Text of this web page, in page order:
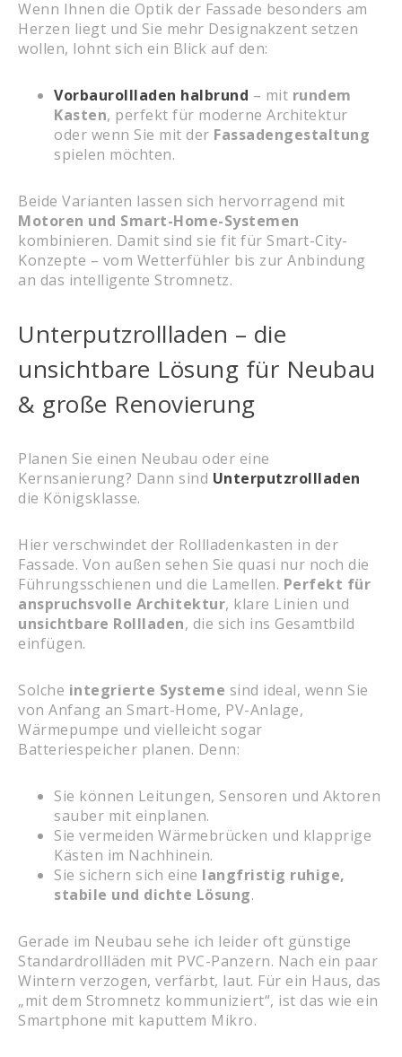
Wenn Ihnen die Optik der Fassade besonders am
Herzen liegt und Sie mehr Designakzent setzen
wollen, lohnt sich ein Blick auf den:
Vorbaurollladen halbrund – mit rundem
Kasten, perfekt für moderne Architektur
oder wenn Sie mit der Fassadengestaltung
spielen möchten.
Beide Varianten lassen sich hervorragend mit
Motoren und Smart-Home-Systemen
kombinieren. Damit sind sie fit für Smart-City-
Konzepte – vom Wetterfühler bis zur Anbindung
an das intelligente Stromnetz.
Unterputzrollladen – die
unsichtbare Lösung für Neubau
& große Renovierung
Planen Sie einen Neubau oder eine
Kernsanierung? Dann sind Unterputzrollladen
die Königsklasse.
Hier verschwindet der Rollladenkasten in der
Fassade. Von außen sehen Sie quasi nur noch die
Führungsschienen und die Lamellen. Perfekt für
anspruchsvolle Architektur, klare Linien und
unsichtbare Rollladen, die sich ins Gesamtbild
einfügen.
Solche integrierte Systeme sind ideal, wenn Sie
von Anfang an Smart-Home, PV-Anlage,
Wärmepumpe und vielleicht sogar
Batteriespeicher planen. Denn:
Sie können Leitungen, Sensoren und Aktoren
sauber mit einplanen.
Sie vermeiden Wärmebrücken und klapprige
Kästen im Nachhinein.
Sie sichern sich eine langfristig ruhige,
stabile und dichte Lösung.
Gerade im Neubau sehe ich leider oft günstige
Standardrollläden mit PVC-Panzern. Nach ein paar
Wintern verzogen, verfärbt, laut. Für ein Haus, das
„mit dem Stromnetz kommuniziert“, ist das wie ein
Smartphone mit kaputtem Mikro.